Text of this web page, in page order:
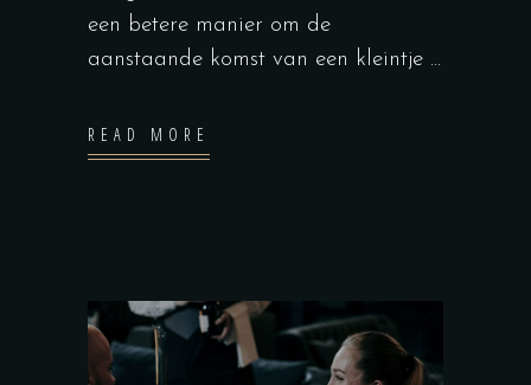
een betere manier om de
aanstaande komst van een kleintje
READ MORE